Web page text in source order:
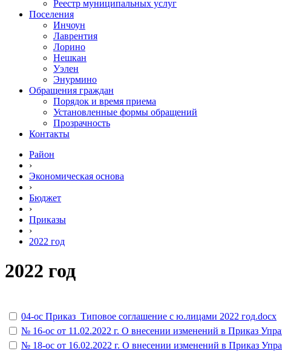
Реестр муниципальных услуг
Поселения
Инчоун
Лаврентия
Лорино
Нешкан
Уэлен
Энурмино
Обращения граждан
Порядок и время приема
Установленные формы обращений
Прозрачность
Контакты
Район
›
Экономическая основа
›
Бюджет
›
Приказы
›
2022 год
2022 год
04-ос Приказ_Типовое соглашение с ю.лицами 2022 год.docx
№ 16-ос от 11.02.2022 г. О внесении изменений в Приказ
№ 18-ос от 16.02.2022 г. О внесении изменений в Приказ